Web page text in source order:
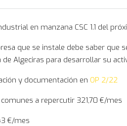
en manzana CSC 1.1 del
que se instale debe saber que
de Algeciras para desarrollar su
y documentación en OP 2/22
a repercutir 321,70 €/mes
€/mes